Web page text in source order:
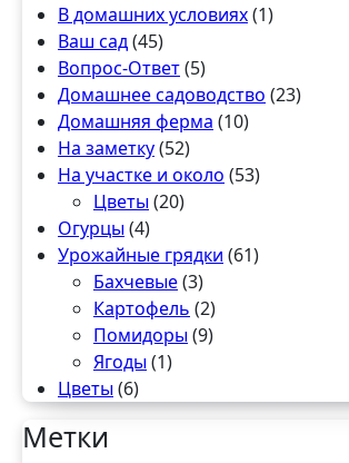
В домашних условиях(1)
Ваш сад(45)
Вопрос-Ответ(5)
Домашнее садоводство (23)
Домашняя ферма (10)
На заметку(52)
На участке и около (53)
Цветы(20)
Огурцы(4)
Урожайные грядки (61)
Бахчевые(3)
Картофель (2)
Помидоры(9)
Ягоды(1)
Цветы(6)
Метки